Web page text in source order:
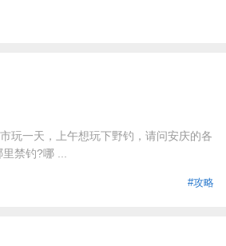
玩一天，上午想玩下野钓，请问安庆的各
禁钓?哪 ...
#攻略